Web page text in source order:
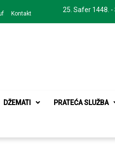
25. Safer 1448. -
Kontakt
DŽEMATI PRATEĆA SLUŽBA